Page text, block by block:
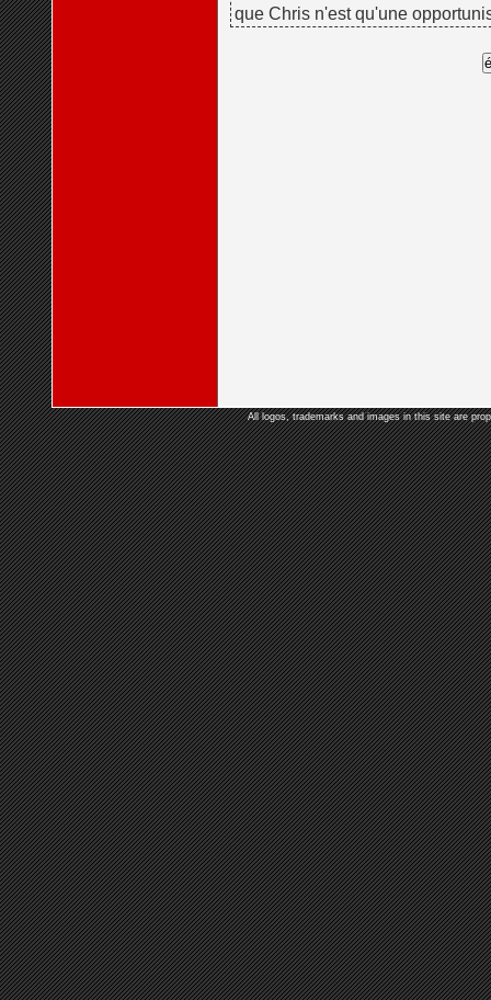
que Chris n'est qu'une
All logos, trademarks and images in this site are